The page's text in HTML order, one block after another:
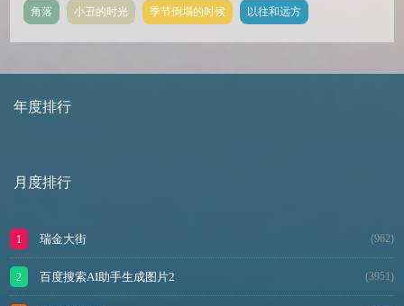
角落 小丑的时光 季节倒塌的时候 以往和远方
年度排行
月度排行
瑞金大街 (962)
百度搜索AI助手生成图片2 (3951)